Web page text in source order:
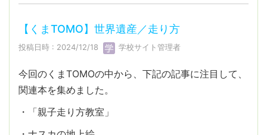
【くまTOMO】世界遺産／走り方
投稿日時 : 2024/12/18 学校サイト管理者
今回のくまTOMOの中から、下記の記事に注目して、
関連本を集めました。
・「親子走り方教室」